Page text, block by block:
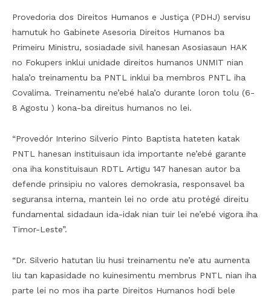
Provedoria dos Direitos Humanos e Justiça (PDHJ) servisu
hamutuk ho Gabinete Asesoria Direitos Humanos ba
Primeiru Ministru, sosiadade sivil hanesan Asosiasaun HAK
no Fokupers inklui unidade direitos humanos UNMIT nian
hala’o treinamentu ba PNTL inklui ba membros PNTL iha
Covalima. Treinamentu ne’ebé hala’o durante loron tolu (6-
8 Agostu ) kona-ba direitus humanos no lei.
“Provedór Interino Silverio Pinto Baptista hateten katak
PNTL hanesan instituisaun ida importante ne’ebé garante
ona iha konstituisaun RDTL Artigu 147 hanesan autor ba
defende prinsipiu no valores demokrasia, responsavel ba
seguransa interna, mantein lei no orde atu protégé direitu
fundamental sidadaun ida-idak nian tuir lei ne’ebé vigora iha
Timor-Leste”.
“Dr. Silverio hatutan liu husi treinamentu ne’e atu aumenta
liu tan kapasidade no kuinesimentu membrus PNTL nian iha
parte lei no mos iha parte Direitos Humanos hodi bele